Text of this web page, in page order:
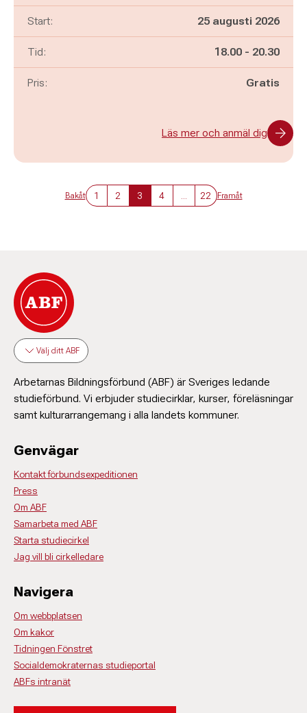
Start: 25 augusti 2026
Tid: Pågår mellan
18.00 - och
20.30
Pris: Gratis
Läs mer och anmäl dig
Bakåt 1 2 3 4 22 Framåt
Välj ditt ABF
Arbetarnas Bildningsförbund (ABF) är Sveriges ledande
studieförbund. Vi erbjuder studiecirklar, kurser, föreläsningar
samt kulturarrangemang i alla landets kommuner.
Genvägar
Kontakt förbundsexpeditionen
Press
Om ABF
Samarbeta med ABF
Starta studiecirkel
Jag vill bli cirkelledare
Navigera
Om webbplatsen
Om kakor
Tidningen Fönstret
Socialdemokraternas studieportal
ABFs intranät